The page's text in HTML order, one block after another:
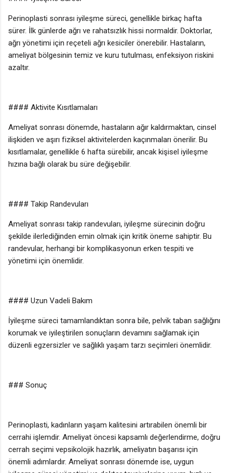
Perinoplasti sonrası iyileşme süreci, genellikle birkaç hafta
sürer. İlk günlerde ağrı ve rahatsızlık hissi normaldir. Doktorlar,
ağrı yönetimi için reçeteli ağrı kesiciler önerebilir. Hastaların,
ameliyat bölgesinin temiz ve kuru tutulması, enfeksiyon riskini
azaltır.
#### Aktivite Kısıtlamaları
Ameliyat sonrası dönemde, hastaların ağır kaldırmaktan, cinsel
ilişkiden ve aşırı fiziksel aktivitelerden kaçınmaları önerilir. Bu
kısıtlamalar, genellikle 6 hafta sürebilir, ancak kişisel iyileşme
hızına bağlı olarak bu süre değişebilir.
#### Takip Randevuları
Ameliyat sonrası takip randevuları, iyileşme sürecinin doğru
şekilde ilerlediğinden emin olmak için kritik öneme sahiptir. Bu
randevular, herhangi bir komplikasyonun erken tespiti ve
yönetimi için önemlidir.
#### Uzun Vadeli Bakım
İyileşme süreci tamamlandıktan sonra bile, pelvik taban sağlığını
korumak ve iyileştirilen sonuçların devamını sağlamak için
düzenli egzersizler ve sağlıklı yaşam tarzı seçimleri önemlidir.
### Sonuç
Perinoplasti, kadınların yaşam kalitesini artırabilen önemli bir
cerrahi işlemdir. Ameliyat öncesi kapsamlı değerlendirme, doğru
cerrah seçimi vepsikolojik hazırlık, ameliyatın başarısı için
önemli adımlardır. Ameliyat sonrası dönemde ise, uygun